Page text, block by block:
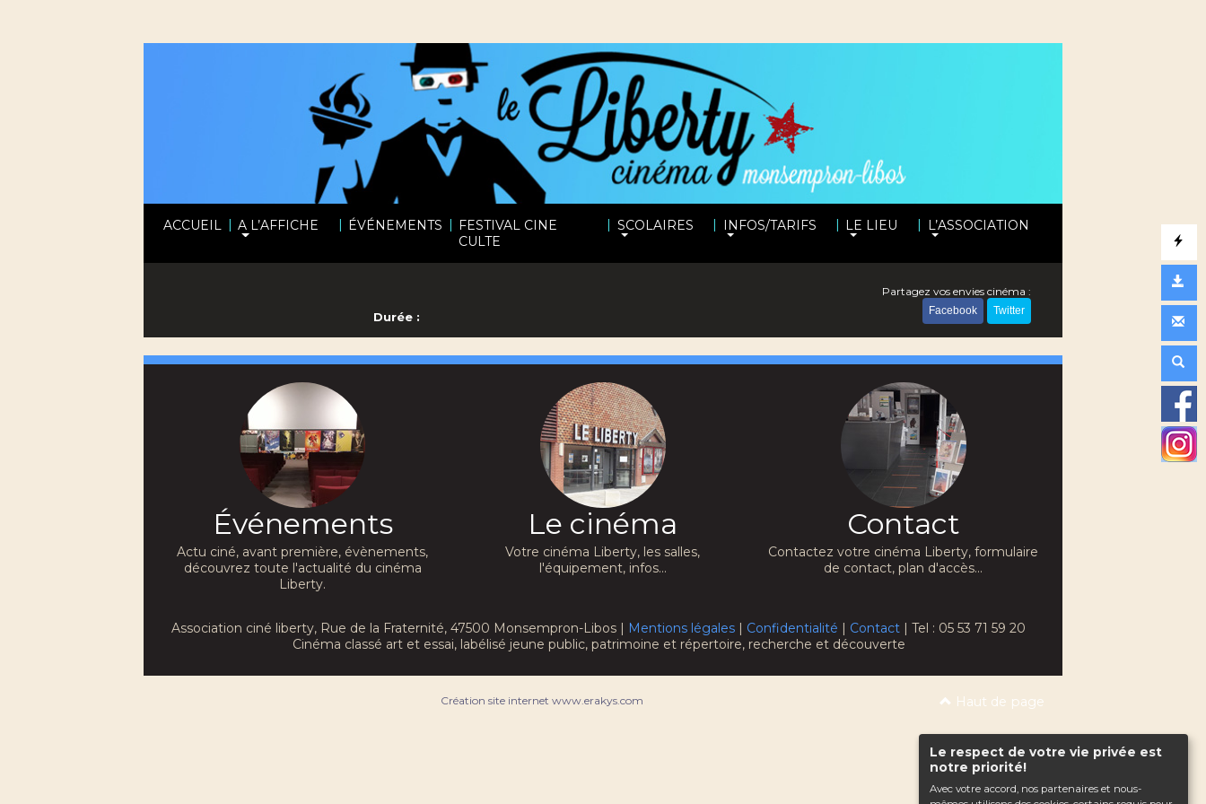
Le respect de votre vie privée est
notre priorité!
Avec votre accord, nos partenaires et nous-
ACCUEIL | A L’AFFICHE | ÉVÉNEMENTS | FESTIVAL CINE
CULTE
| SCOLAIRES | INFOS/TARIFS | LE LIEU | L’ASSOCIATION
Durée :
Partagez vos envies cinéma :
Facebook Twitter
Événements
Actu ciné, avant première, évènements,
découvrez toute l'actualité du cinéma
Liberty.
Le cinéma
Votre cinéma Liberty, les salles,
l'équipement, infos...
Contact
Contactez votre cinéma Liberty, formulaire
de contact, plan d'accès...
Association ciné liberty, Rue de la Fraternité, 47500 Monsempron-Libos | Mentions légales | Confidentialité | Contact | Tel : 05 53 71 59 20
Cinéma classé art et essai, labélisé jeune public, patrimoine et répertoire, recherche et découverte
Haut de page
Création site internet www.erakys.com